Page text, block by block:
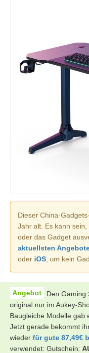
Dieser China-
Jahr alt. Es kann
oder das Gadget
aktuellsten
oder iOS , um kein
Den Gaming
original nur im Aukey-
Baugleiche Modelle gab
Jetzt gerade bekommt
wieder für gute 87,49€
verwendet: Gutschein: